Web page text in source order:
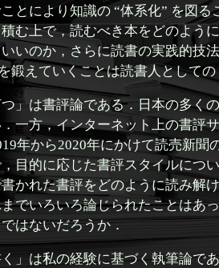
とにより知識の “体系化” を図
む上で，読むべき本をどのよう
いのか，さらに読書の実践的技
鍛えていくことは読書人として
」は書評論である．日本の多く
一方，インターネット上の書評
年から2020年にかけて読売新
目的に応じた書評スタイルにつ
かれた書評をどのように読み解
でいろいろ論じられたことはあ
はないだろうか．
」は私の経験に基づく執筆論で